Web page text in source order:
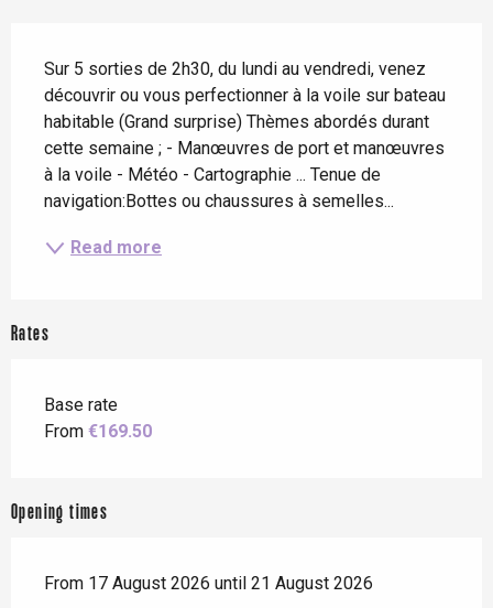
Sur 5 sorties de 2h30, du lundi au vendredi, venez
découvrir ou vous perfectionner à la voile sur bateau
habitable (Grand surprise) Thèmes abordés durant
cette semaine ; - Manœuvres de port et manœuvres
à la voile - Météo - Cartographie ... Tenue de
navigation:Bottes ou chaussures à semelles...
Read more
Rates
Base rate
From €169.50
Opening times
From 17 August 2026 until 21 August 2026